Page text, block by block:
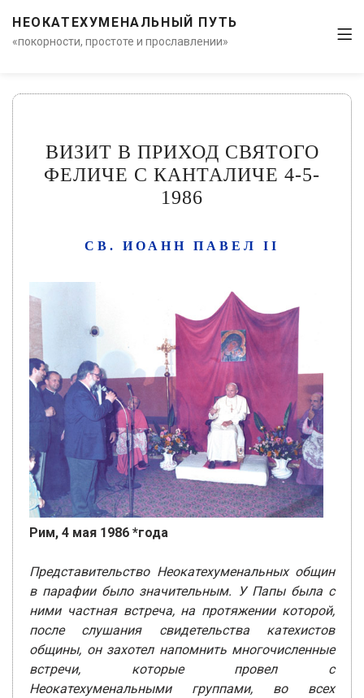
НЕОКАТЕХУМЕНАЛЬНЫЙ ПУТЬ
«покорности, простоте и прославлении»
ВИЗИТ В ПРИХОД СВЯТОГО
ФЕЛИЧЕ С КАНТАЛИЧЕ 4-5-
1986
СВ. ИОАНН ПАВЕЛ II
Рим, 4 мая 1986 *года
Представительство Неокатехуменальных общин
в парафии было значительным. У Папы была с
ними частная встреча, на протяжении которой,
после слушания свидетельства катехистов
общины, он захотел напомнить многочисленные
встречи, которые провел с
Неокатехуменальными группами, во всех